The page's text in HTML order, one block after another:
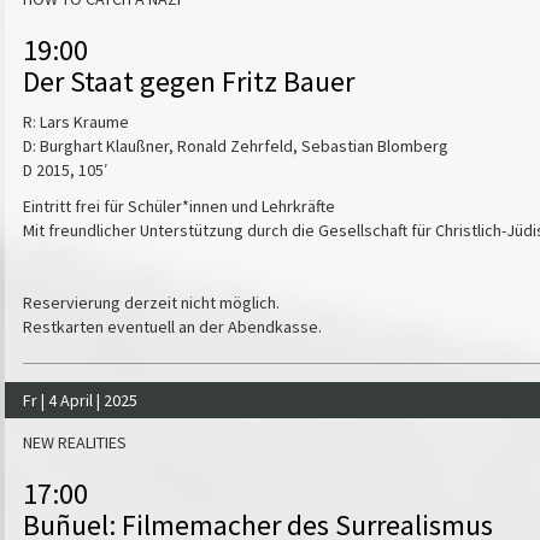
19:00
Der Staat gegen Fritz Bauer
R: Lars Kraume
D: Burghart Klaußner, Ronald Zehrfeld, Sebastian Blomberg
D 2015, 105′
Eintritt frei für Schüler*innen und Lehrkräfte
Mit freundlicher Unterstützung durch die Gesellschaft für Christlich-
Reservierung derzeit nicht möglich.
Restkarten eventuell an der Abendkasse.
Fr | 4 April | 2025
NEW REALITIES
17:00
Buñuel: Filmemacher des Surrealismus